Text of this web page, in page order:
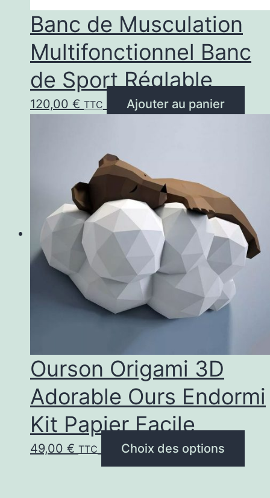
Banc de Musculation
Multifonctionnel Banc
de Sport Réglable
120,00 € TTC Ajouter au panier
Ourson Origami 3D
Adorable Ours Endormi
Kit Papier Facile
49,00 € TTC Choix des options